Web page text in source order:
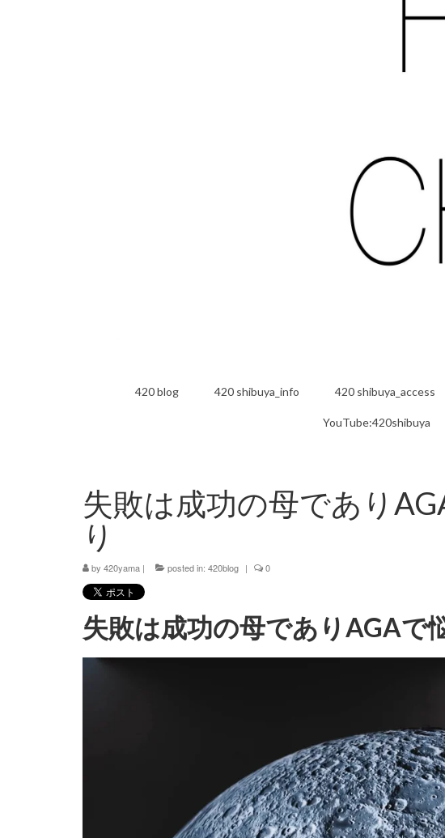
420 blog 420 shibuya_info 420 shibuya_access
YouTube:420shibuya
失敗は成功の母であり
り
by 420yama | posted in: 420blog | 0
失敗は成功の母でありAGAで